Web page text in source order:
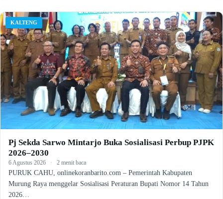
KALTENG
Pj Sekda Sarwo Mintarjo Buka Sosialisasi Perbup PJPK
2026–2030
6 Agustus 2026 · 2 menit baca
PURUK CAHU, onlinekoranbarito.com – Pemerintah Kabupaten
Murung Raya menggelar Sosialisasi Peraturan Bupati Nomor 14 Tahun
2026…